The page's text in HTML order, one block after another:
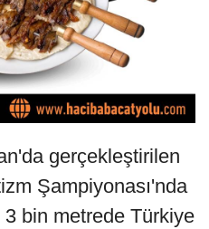
gerçekleştirilen
Şampiyonası'nda
bin metrede Türkiye